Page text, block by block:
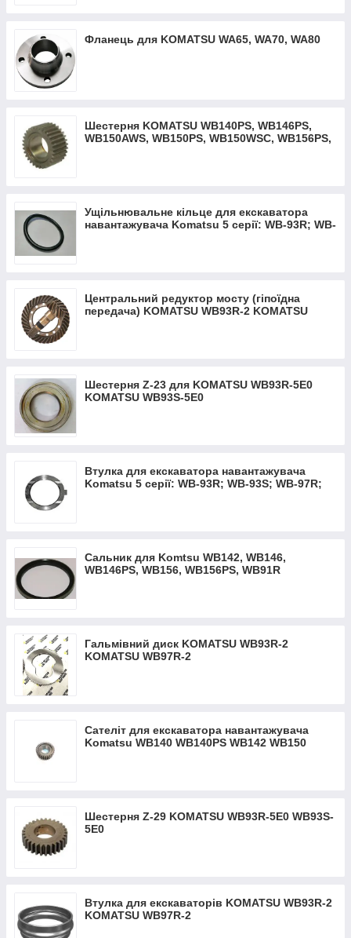
Фланець для KOMATSU WA65, WA70, WA80
Шестерня KOMATSU WB140PS, WB146PS,
WB150AWS, WB150PS, WB150WSC, WB156PS,
Ущільнювальне кільце для екскаватора
навантажувача Komatsu 5 серії: WB-93R; WB-
Центральний редуктор мосту (гіпоїдна
передача) KOMATSU WB93R-2 KOMATSU
Шестерня Z-23 для KOMATSU WB93R-5Е0
KOMATSU WB93S-5Е0
Втулка для екскаватора навантажувача
Komatsu 5 серії: WB-93R; WB-93S; WB-97R;
Сальник для Komtsu WB142, WB146,
WB146PS, WB156, WB156PS, WB91R
Гальмівний диск KOMATSU WB93R-2
KOMATSU WB97R-2
Сателіт для екскаватора навантажувача
Komatsu WB140 WB140PS WB142 WB150
Шестерня Z-29 KOMATSU WB93R-5Е0 WB93S-
5Е0
Втулка для екскаваторів KOMATSU WB93R-2
KOMATSU WB97R-2